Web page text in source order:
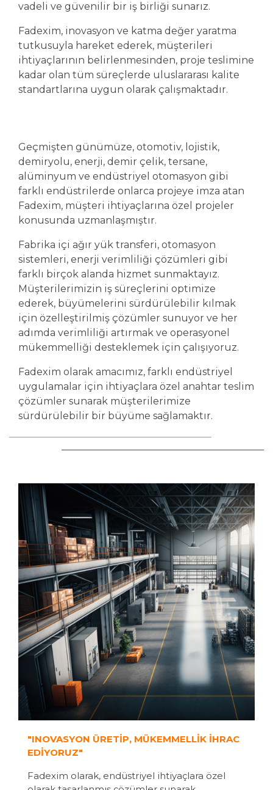
vadeli ve güvenilir bir iş birliği sunarız.
Fadexim, inovasyon ve katma değer yaratma
tutkusuyla hareket ederek, müşterileri
ihtiyaçlarının belirlenmesinden, proje teslimine
kadar olan tüm süreçlerde uluslararası kalite
standartlarına uygun olarak çalışmaktadır.
Geçmişten günümüze, otomotiv, lojistik,
demiryolu, enerji, demir çelik, tersane,
alüminyum ve endüstriyel otomasyon gibi
farklı endüstrilerde onlarca projeye imza atan
Fadexim, müşteri ihtiyaçlarına özel projeler
konusunda uzmanlaşmıştır.
Fabrika içi ağır yük transferi, otomasyon
sistemleri, enerji verimliliği çözümleri gibi
farklı birçok alanda hizmet sunmaktayız.
Müşterilerimizin iş süreçlerini optimize
ederek, büyümelerini sürdürülebilir kılmak
için özelleştirilmiş çözümler sunuyor ve her
adımda verimliliği artırmak ve operasyonel
mükemmelliği desteklemek için çalışıyoruz.
Fadexim olarak amacımız, farklı endüstriyel
uygulamalar için ihtiyaçlara özel anahtar teslim
çözümler sunarak müşterilerimize
sürdürülebilir bir büyüme sağlamaktır.
"INOVASYON ÜRETİP, MÜKEMMELLİK İHRAC
EDİYORUZ"
Fadexim olarak, endüstriyel ihtiyaçlara özel